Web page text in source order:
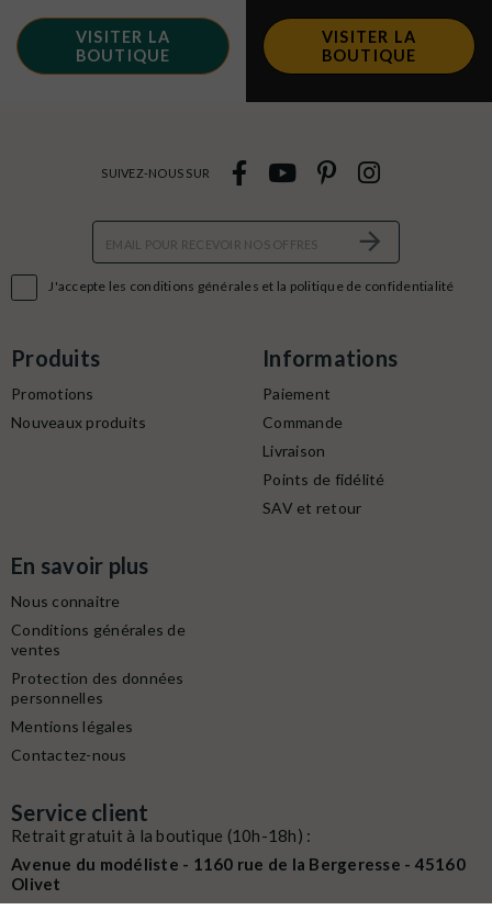
VISITER LA
BOUTIQUE
VISITER LA
BOUTIQUE
J'accepte les conditions générales et la politique de confidentialité
SUIVEZ-NOUS SUR
Produits
Promotions
Nouveaux produits
Informations
Paiement
Commande
Livraison
Points de fidélité
SAV et retour
En savoir plus
Nous connaitre
Conditions générales de
ventes
Protection des données
personnelles
Mentions légales
Contactez-nous
Service client
Retrait gratuit à la boutique (10h-18h) :
Avenue du modéliste - 1160 rue de la Bergeresse - 45160
Olivet